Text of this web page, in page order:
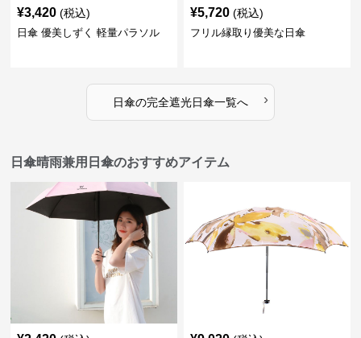
¥3,420 (税込)
日傘 優美しずく 軽量パラソル
¥5,720 (税込)
フリル縁取り優美な日傘
日傘の完全遮光日傘一覧へ ›
日傘晴雨兼用日傘のおすすめアイテム